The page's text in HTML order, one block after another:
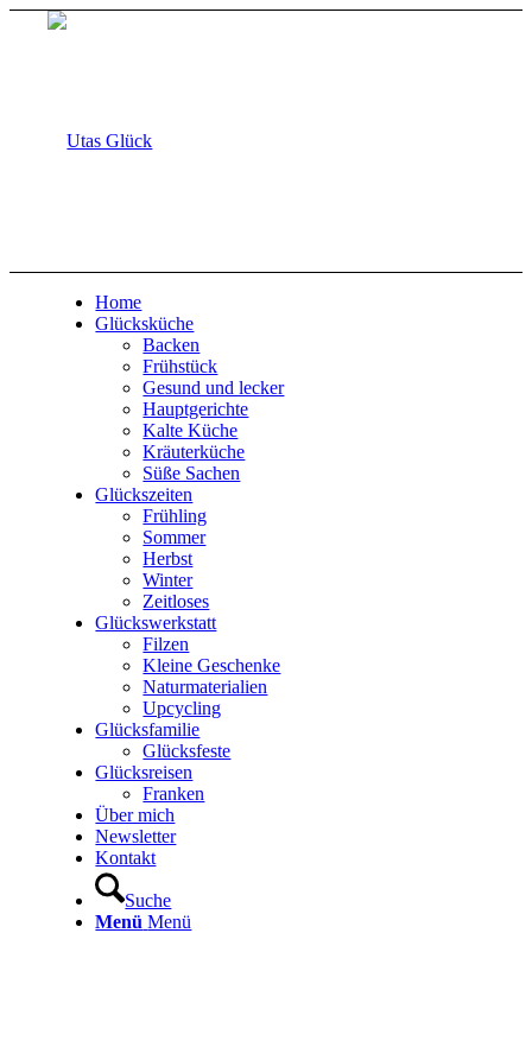
Home
Glücksküche
Backen
Frühstück
Gesund und lecker
Hauptgerichte
Kalte Küche
Kräuterküche
Süße Sachen
Glückszeiten
Frühling
Sommer
Herbst
Winter
Zeitloses
Glückswerkstatt
Filzen
Kleine Geschenke
Naturmaterialien
Upcycling
Glücksfamilie
Glücksfeste
Glücksreisen
Franken
Über mich
Newsletter
Kontakt
Suche
Menü Menü